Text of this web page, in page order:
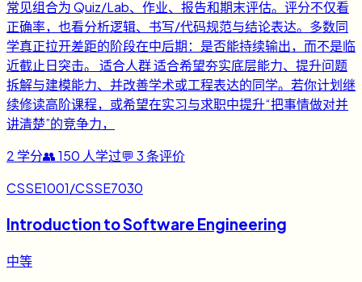
常见组合为 Quiz/Lab、作业、报告和期末评估。评分不仅看
正确率，也看分析逻辑、书写/代码规范与结论表达。多数同
学真正拉开差距的阶段在中后期：是否能持续输出，而不是临
近截止日突击。 适合人群 适合希望夯实底层能力、提升问题
拆解与建模能力、并改善学术或工程表达的同学。若你计划继
续修读高阶课程，或希望在实习与求职中提升“把事情做对并
讲清楚”的竞争力，
2 学分👥150 人学过💬 3条评价
CSSE1001/CSSE7030
Introduction to Software Engineering
中等